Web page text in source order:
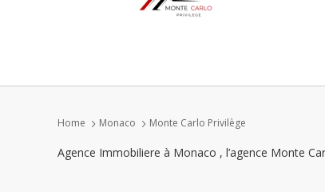
Home Monaco Monte Carlo Privilège
Agence Immobiliere à Monaco , l’agence Monte